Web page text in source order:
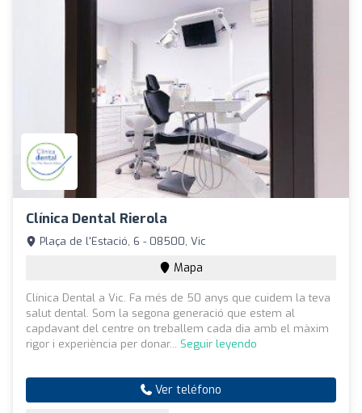
Clínica Dental Rierola
Plaça de l'Estació, 6 - 08500, Vic
Mapa
Clínica Dental a Vic. Fa més de 50 anys que cuidem la teva
salut dental. Som la segona generació que estem al
capdavant del centre on treballem cada dia amb el màxim
rigor i experiència per donar... Seguir leyendo
Ver teléfono